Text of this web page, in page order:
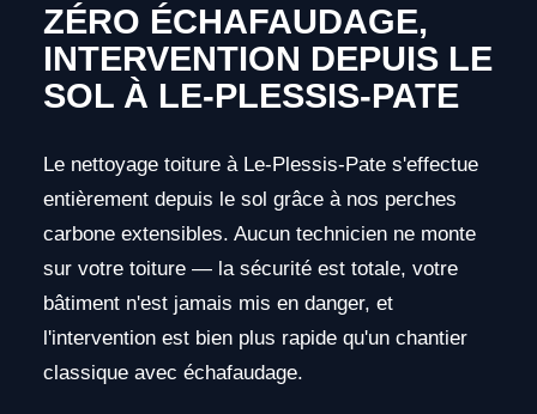
ZÉRO ÉCHAFAUDAGE,
INTERVENTION DEPUIS LE
SOL À LE-PLESSIS-PATE
Le nettoyage toiture à Le-Plessis-Pate s'effectue
entièrement depuis le sol grâce à nos perches
carbone extensibles. Aucun technicien ne monte
sur votre toiture — la sécurité est totale, votre
bâtiment n'est jamais mis en danger, et
l'intervention est bien plus rapide qu'un chantier
classique avec échafaudage.